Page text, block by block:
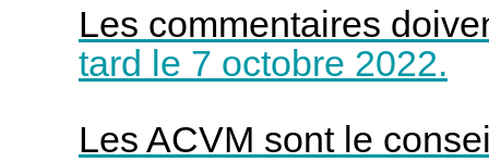
Les commentaires
tard le 7 octobre 2022.
Les ACVM sont le